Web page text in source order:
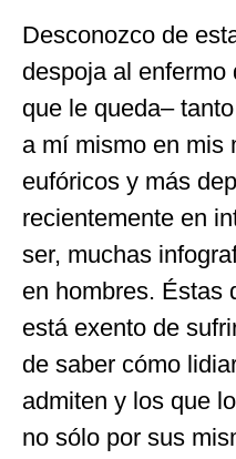
Desconozco de
despoja al enfermo
que le queda–
a mí mismo en mis
eufóricos y más
recientemente en
ser, muchas
en hombres. Éstas
está exento de
de saber cómo
admiten y los que
no sólo por sus